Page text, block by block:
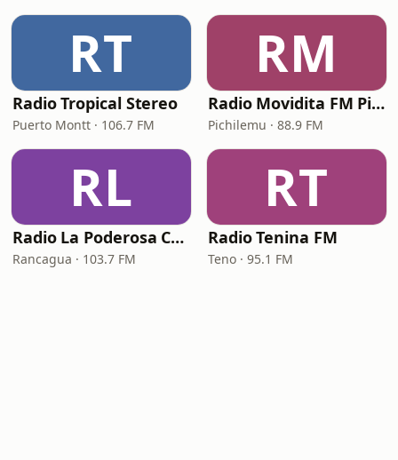
RT
Radio Tropical Stereo
Puerto Montt · 106.7 FM
RM
Radio Movidita FM Pichilemu
Pichilemu · 88.9 FM
RL
Radio La Poderosa Chile
Rancagua · 103.7 FM
RT
Radio Tenina FM
Teno · 95.1 FM